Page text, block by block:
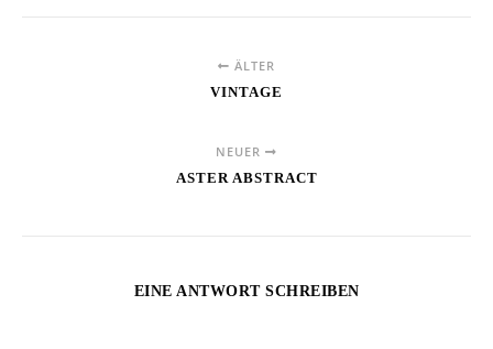
ÄLTER
VINTAGE
NEUER
ASTER ABSTRACT
EINE ANTWORT SCHREIBEN